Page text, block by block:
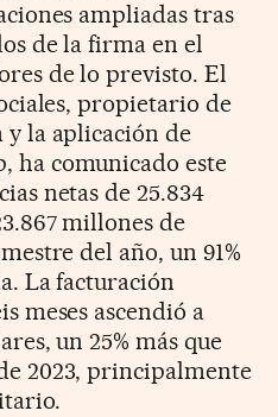
ampliadas tras
de la firma en el
de lo previsto. El
propietario de
y la aplicación de
ha comunicado este
netas de 25.834
millones de
del año, un 91%
La facturación
meses ascendió a
un 25% más que
2023, principalmente